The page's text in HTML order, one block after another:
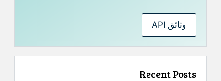
وثائق API
Recent Posts